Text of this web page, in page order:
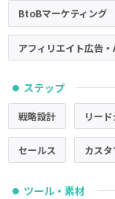
BtoBマーケティング
アフィリエイト広告
● ステップ
戦略設計 リー
セールス カス
● ツール・素材